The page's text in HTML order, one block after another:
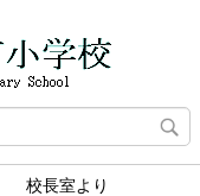
校長室より